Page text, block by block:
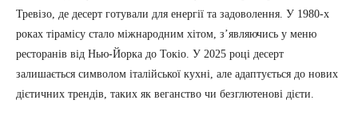
Тревізо, де десерт готували для енергії та задоволення. У 1980-х
роках тірамісу стало міжнародним хітом, з’являючись у меню
ресторанів від Нью-Йорка до Токіо. У 2025 році десерт
залишається символом італійської кухні, але адаптується до нових
дієтичних трендів, таких як веганство чи безглютенові дієти.